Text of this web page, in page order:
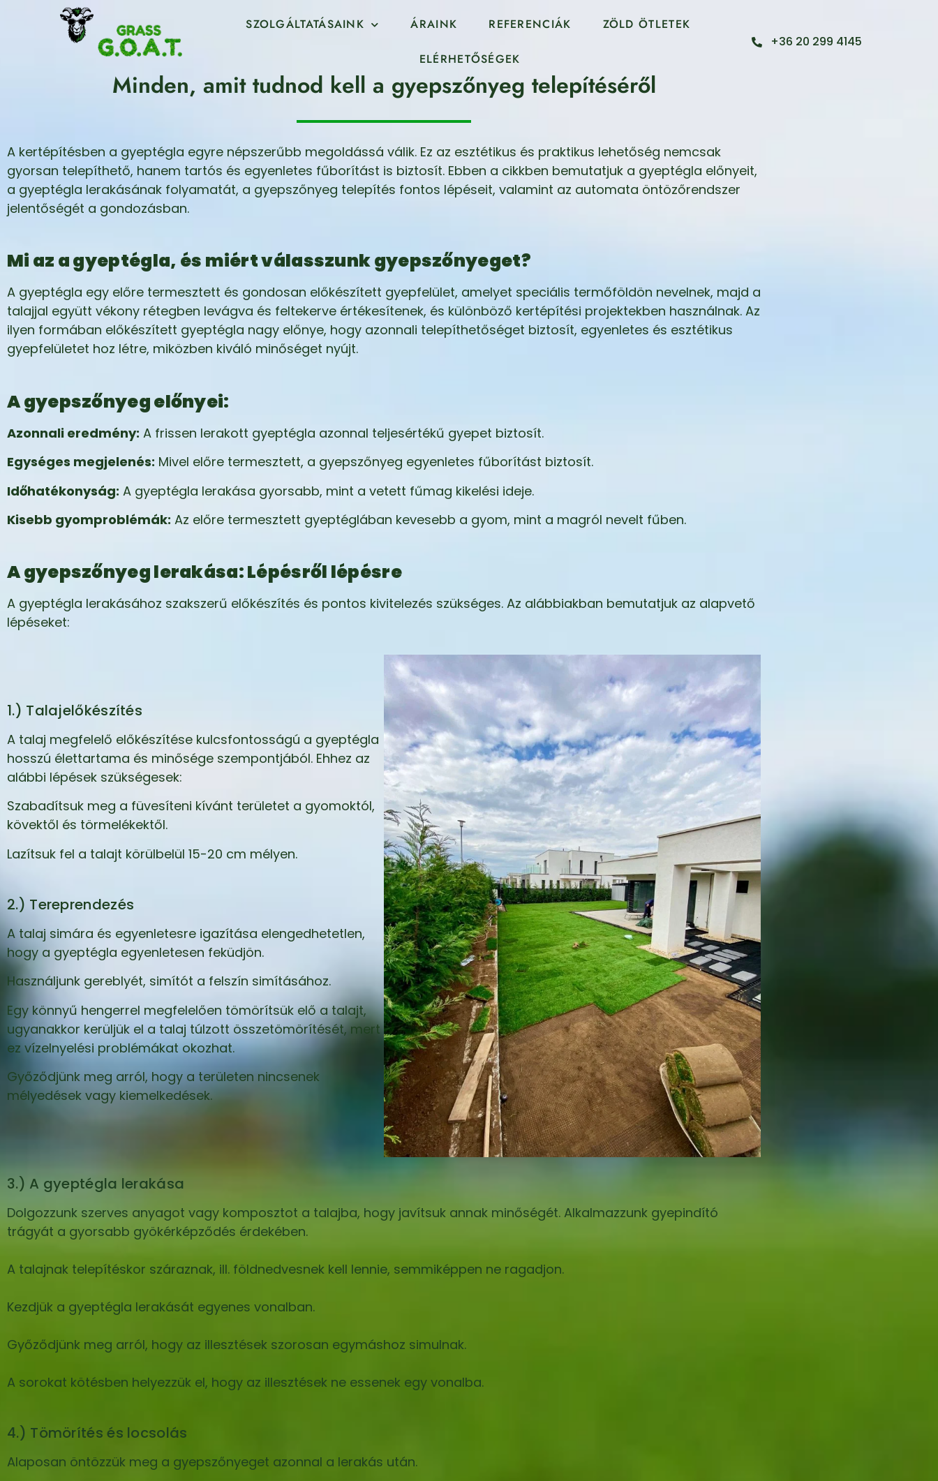
SZOLGÁLTATÁSAINK ÁRAINK REFERENCIÁK ZÖLD ÖTLETEK
ELÉRHETŐSÉGEK
+36 20 299 4145
Minden, amit tudnod kell a gyepszőnyeg telepítéséről
A kertépítésben a gyeptégla egyre népszerűbb megoldássá válik. Ez az esztétikus és praktikus lehetőség nemcsak
gyorsan telepíthető, hanem tartós és egyenletes fűborítást is biztosít. Ebben a cikkben bemutatjuk a gyeptégla előnyeit,
a gyeptégla lerakásának folyamatát, a gyepszőnyeg telepítés fontos lépéseit, valamint az automata öntözőrendszer
jelentőségét a gondozásban.
Mi az a gyeptégla, és miért válasszunk gyepszőnyeget?
A gyeptégla egy előre termesztett és gondosan előkészített gyepfelület, amelyet speciális termőföldön nevelnek, majd a
talajjal együtt vékony rétegben levágva és feltekerve értékesítenek, és különböző kertépítési projektekben használnak. Az
ilyen formában előkészített gyeptégla nagy előnye, hogy azonnali telepíthetőséget biztosít, egyenletes és esztétikus
gyepfelületet hoz létre, miközben kiváló minőséget nyújt.
A gyepszőnyeg előnyei:
Azonnali eredmény: A frissen lerakott gyeptégla azonnal teljesértékű gyepet biztosít.
Egységes megjelenés: Mivel előre termesztett, a gyepszőnyeg egyenletes fűborítást biztosít.
Időhatékonyság: A gyeptégla lerakása gyorsabb, mint a vetett fűmag kikelési ideje.
Kisebb gyomproblémák: Az előre termesztett gyeptéglában kevesebb a gyom, mint a magról nevelt fűben.
A gyepszőnyeg lerakása: Lépésről lépésre
A gyeptégla lerakásához szakszerű előkészítés és pontos kivitelezés szükséges. Az alábbiakban bemutatjuk az alapvető
lépéseket:
1.) Talajelőkészítés
A talaj megfelelő előkészítése kulcsfontosságú a gyeptégla
hosszú élettartama és minősége szempontjából. Ehhez az
alábbi lépések szükségesek:
Szabadítsuk meg a füvesíteni kívánt területet a gyomoktól,
kövektől és törmelékektől.
Lazítsuk fel a talajt körülbelül 15-20 cm mélyen.
2.) Tereprendezés
A talaj simára és egyenletesre igazítása elengedhetetlen,
hogy a gyeptégla egyenletesen feküdjön.
Használjunk gereblyét, simítót a felszín simításához.
Egy könnyű hengerrel megfelelően tömörítsük elő a talajt,
ugyanakkor kerüljük el a talaj túlzott összetömörítését, mert
ez vízelnyelési problémákat okozhat.
Győződjünk meg arról, hogy a területen nincsenek
mélyedések vagy kiemelkedések.
3.) A gyeptégla lerakása
Dolgozzunk szerves anyagot vagy komposztot a talajba, hogy javítsuk annak minőségét. Alkalmazzunk gyepindító
trágyát a gyorsabb gyökérképződés érdekében.
A talajnak telepítéskor száraznak, ill. földnedvesnek kell lennie, semmiképpen ne ragadjon.
Kezdjük a gyeptégla lerakását egyenes vonalban.
Győződjünk meg arról, hogy az illesztések szorosan egymáshoz simulnak.
A sorokat kötésben helyezzük el, hogy az illesztések ne essenek egy vonalba.
4.) Tömörítés és locsolás
Alaposan öntözzük meg a gyepszőnyeget azonnal a lerakás után.